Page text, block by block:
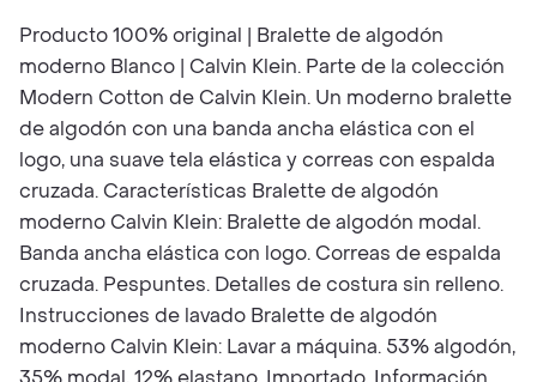
Producto 100% original | Bralette de algodón
moderno Blanco | Calvin Klein. Parte de la colección
Modern Cotton de Calvin Klein. Un moderno bralette
de algodón con una banda ancha elástica con el
logo, una suave tela elástica y correas con espalda
cruzada. Características Bralette de algodón
moderno Calvin Klein: Bralette de algodón modal.
Banda ancha elástica con logo. Correas de espalda
cruzada. Pespuntes. Detalles de costura sin relleno.
Instrucciones de lavado Bralette de algodón
moderno Calvin Klein: Lavar a máquina. 53% algodón,